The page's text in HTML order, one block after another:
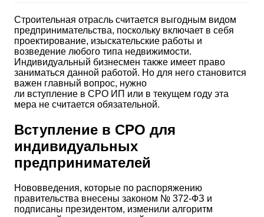
Строительная отрасль считается выгодным видом
предпринимательства, поскольку включает в себя
проектирование, изыскательские работы и
возведение любого типа недвижимости.
Индивидуальный бизнесмен также имеет право
заниматься данной работой. Но для него становится
важен главный вопрос, нужно
ли вступление в СРО ИП или в текущем году эта
мера не считается обязательной.
Вступление в СРО для
индивидуальных
предпринимателей
Нововведения, которые по распоряжению
правительства внесены законом № 372-ФЗ и
подписаны президентом, изменили алгоритм